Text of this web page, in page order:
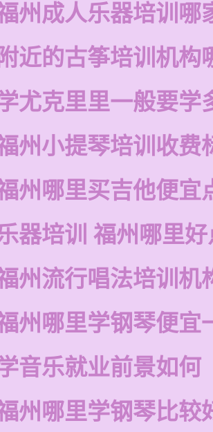
州成人乐器培训哪
附近的古筝培训机构
尤克里里一般要学
州小提琴培训收费
州哪里买吉他便宜
器培训 福州哪里
州流行唱法培训机
州哪里学钢琴便宜
音乐就业前景如何
州哪里学钢琴比较